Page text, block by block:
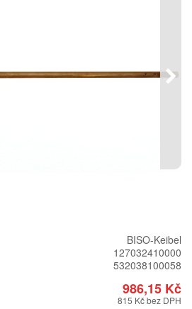
BISO-Keibel
127032410000
532038100058
986,15 Kč
815 Kč bez DPH